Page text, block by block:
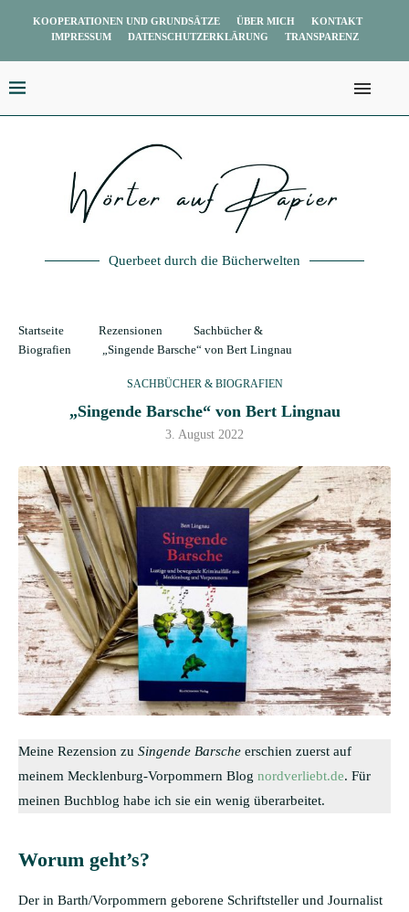
KOOPERATIONEN UND GRUNDSÄTZE ÜBER MICH
KONTAKT
IMPRESSUM
DATENSCHUTZERKLÄRUNG TRANSPARENZ
Querbeet durch die Bücherwelten
Startseite Rezensionen
Sachbücher &
Biografien
„Singende Barsche“ von Bert Lingnau
SACHBÜCHER & BIOGRAFIEN
„Singende Barsche“ von Bert Lingnau
3. August 2022
Meine Rezension zu Singende Barsche erschien zuerst auf
meinem Mecklenburg-Vorpommern Blog nordverliebt.de. Für
meinen Buchblog habe ich sie ein wenig überarbeitet.
Worum geht’s?
Der in Barth/Vorpommern geborene Schriftsteller und Journalist